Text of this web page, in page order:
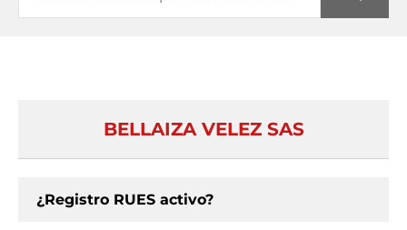
BELLAIZA VELEZ SAS
¿Registro RUES activo?